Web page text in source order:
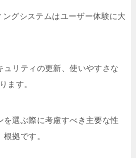
グシステムはユーザー体験に大
ュリティの更新、使いやすさな
ます。
を選ぶ際に考慮すべき主要な性
拠です。